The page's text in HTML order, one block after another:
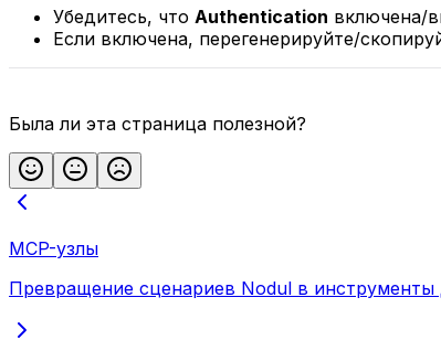
Убедитесь, что Authentication включена/
Если включена, перегенерируйте/
Была ли эта страница полезной?
MCP-узлы
Превращение сценариев Nodul в